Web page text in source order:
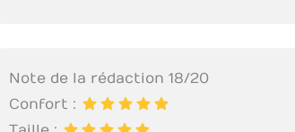
Note de la rédaction 18/20
Confort :